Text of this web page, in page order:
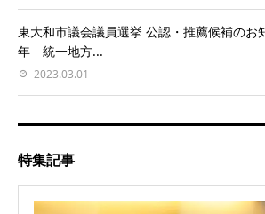
東大和市議会議員選挙 公認・推薦候補のお
年 統一地方...
2023.03.01
特集記事